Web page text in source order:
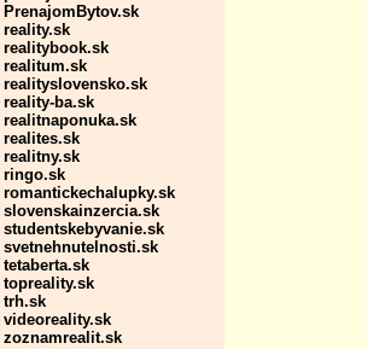
PrenajomBytov.sk
reality.sk
realitybook.sk
realitum.sk
realityslovensko.sk
reality-ba.sk
realitnaponuka.sk
realites.sk
realitny.sk
ringo.sk
romantickechalupky.sk
slovenskainzercia.sk
studentskebyvanie.sk
svetnehnutelnosti.sk
tetaberta.sk
topreality.sk
trh.sk
videoreality.sk
zoznamrealit.sk